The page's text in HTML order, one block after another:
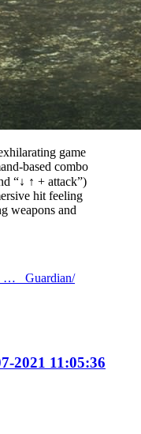
game
based combo
“↓ ↑ + attack”)
hit feeling
weapons and
… _Guardian/
2021 11:05:36